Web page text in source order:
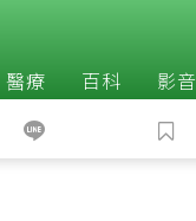
醫療 百科 影音